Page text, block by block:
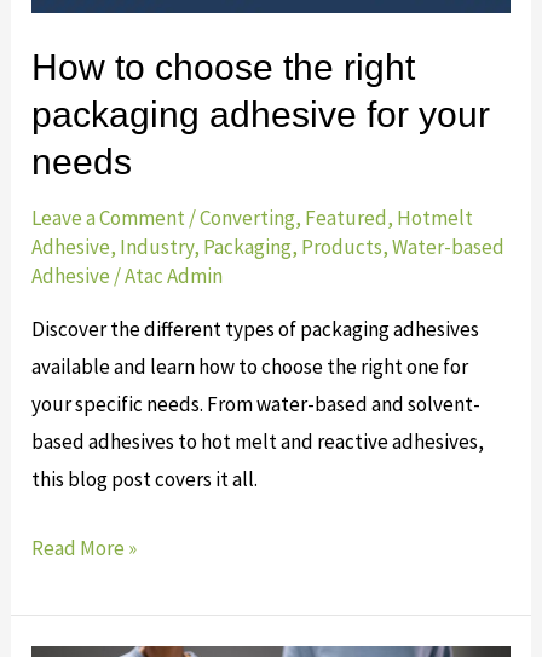
How to choose the right
packaging adhesive for your
needs
Leave a Comment/Converting, Featured, Hotmelt
Adhesive, Industry, Packaging, Products,Water-based
Adhesive /Atac Admin
Discover the different types of packaging adhesives
available and learn how to choose the right one for
your specific needs. From water-based and solvent-
based adhesives to hot melt and reactive adhesives,
this blog post covers it all.
your
Read More »